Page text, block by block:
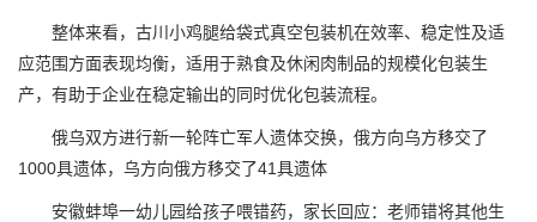
整体来看，古川小鸡腿给袋式真空包装机在效率、稳定性及适
应范围方面表现均衡，适用于熟食及休闲肉制品的规模化包装生
产，有助于企业在稳定输出的同时优化包装流程。
俄乌双方进行新一轮阵亡军人遗体交换，俄方向乌方移交了
1000具遗体，乌方向俄方移交了41具遗体
安徽蚌埠一幼儿园给孩子喂错药，家长回应：老师错将其他生